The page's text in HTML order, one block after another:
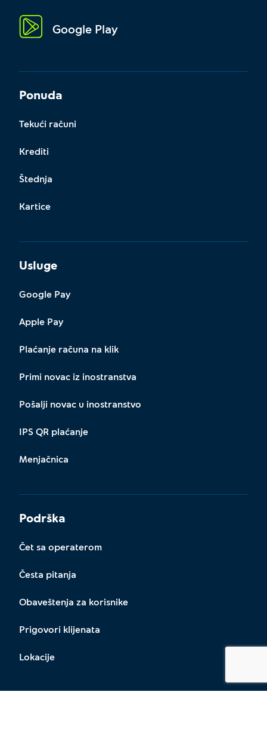
Google Play
Ponuda
Tekući računi
Krediti
Štednja
Kartice
Usluge
Google Pay
Apple Pay
Plaćanje računa na klik
Primi novac iz inostranstva
Pošalji novac u inostranstvo
IPS QR plaćanje
Menjačnica
Podrška
Čet sa operaterom
Česta pitanja
Obaveštenja za korisnike
Prigovori klijenata
Lokacije